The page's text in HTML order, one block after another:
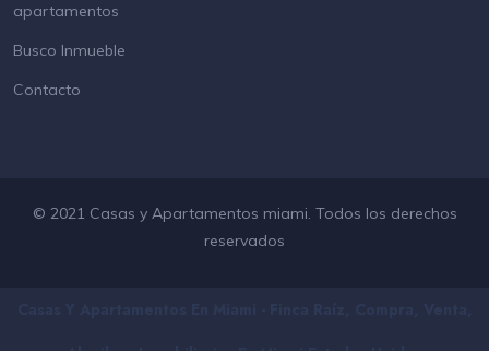
apartamentos
Busco Inmueble
Contacto
© 2021 Casas y Apartamentos miami. Todos los derechos
reservados